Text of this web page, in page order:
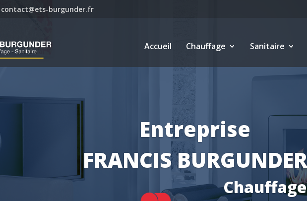
contact@ets-burgunder.fr
Accueil Chauffage Sanitaire
Chauffage
Vente, installation